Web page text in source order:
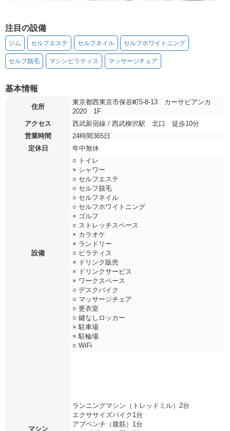
注目の設備
ジム セルフエステ セルフネイル セルフホワイトニング
セルフ脱毛 マシンピラティス マッサージチェア
基本情報
住所
東京都西東京市保谷町5-8-13 カーサビアンカ
2020 1F
アクセス
西武新宿線 / 西武柳沢駅 北口 徒歩10分
営業時間
24時間365日
定休日
年中無休
設備
○ トイレ
× シャワー
○ セルフエステ
○ セルフ脱毛
○ セルフネイル
○ セルフホワイトニング
× ゴルフ
○ ストレッチスペース
× カラオケ
× ランドリー
○ ピラティス
× ドリンク販売
× ドリンクサービス
× ワークスペース
○ デスクバイク
○ マッサージチェア
○ 更衣室
○ 鍵なしロッカー
× 駐車場
× 駐輪場
○ WiFi
マシン
ランニングマシン（トレッドミル）2台
エクササイズバイク1台
アブベンチ（腹筋）1台